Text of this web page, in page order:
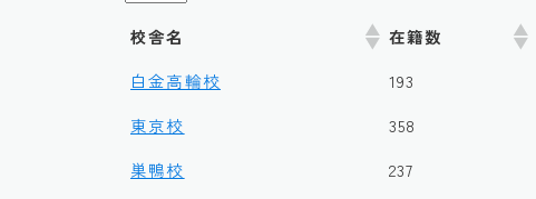
校舎名 在籍数
白金高輪校
193
東京校
358
巣鴨校
237